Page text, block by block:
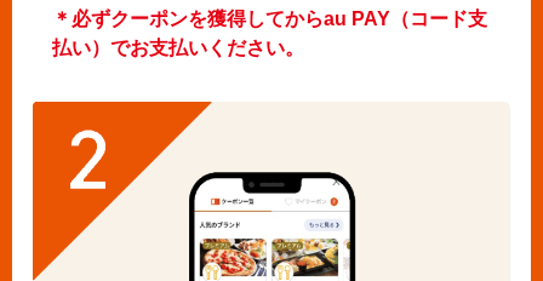
＊必ずクーポンを獲得してからau PAY（コード支
払い）でお支払いください。